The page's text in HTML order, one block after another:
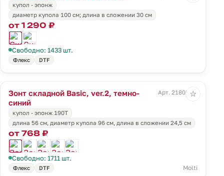
купол - эпонж
диаметр купола 100 см; длина в сложении 30 см
от 1 290 ₽
Свободно: 1433 шт.
Флекс DTF
Зонт складной Basic, ver.2, темно-
синий
Арт. 21805.43
купол - эпонж 190T
длина 56 см, диаметр купола 96 см, длина в сложении 24,5 см
от 768 ₽
Свободно: 1711 шт.
Флекс DTF Molti
☆